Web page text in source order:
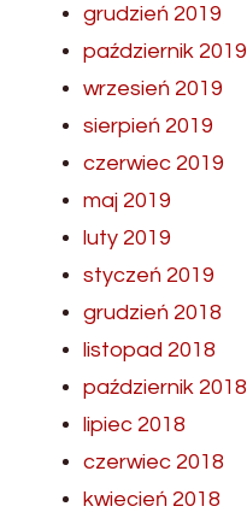
grudzień 2019
październik 2019
wrzesień 2019
sierpień 2019
czerwiec 2019
maj 2019
luty 2019
styczeń 2019
grudzień 2018
listopad 2018
październik 2018
lipiec 2018
czerwiec 2018
kwiecień 2018